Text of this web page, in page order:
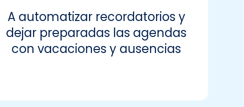
A automatizar recordatorios y
dejar preparadas las agendas
con vacaciones y ausencias